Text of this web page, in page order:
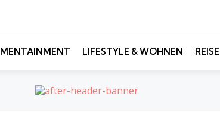
MENTAINMENT LIFESTYLE & WOHNEN